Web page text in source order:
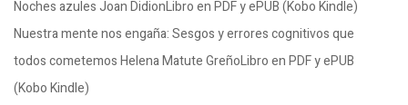
Noches azules Joan DidionLibro en PDF y ePUB (Kobo Kindle)
Nuestra mente nos engaña: Sesgos y errores cognitivos que
todos cometemos Helena Matute GreñoLibro en PDF y ePUB
(Kobo Kindle)